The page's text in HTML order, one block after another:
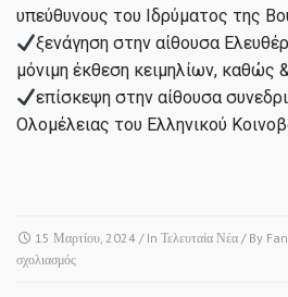
υπεύθυνους του Ιδρύματος της
ξενάγηση στην αίθουσα
μόνιμη έκθεση κειμηλίων, καθώς
επίσκεψη στην αίθουσα
Ολομέλειας του Ελληνικού
15 Μαρτίου, 2024 / In Τελευταία Νέα / By
σχολιασμόςστο